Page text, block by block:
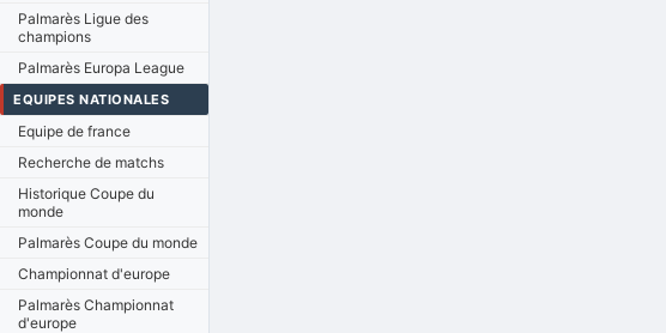
Palmarès Ligue des
champions
Palmarès Europa League
EQUIPES NATIONALES
Equipe de france
Recherche de matchs
Historique Coupe du
monde
Palmarès Coupe du monde
Championnat d'europe
Palmarès Championnat
d'europe